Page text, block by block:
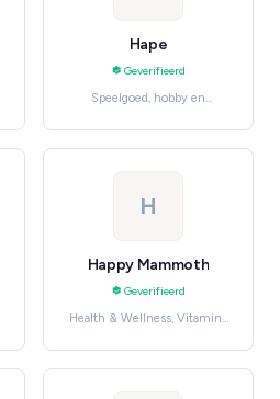
Hape
Geverifieerd
Speelgoed, hobby en
H
Happy Mammoth
Geverifieerd
Health & Wellness, Vitamins